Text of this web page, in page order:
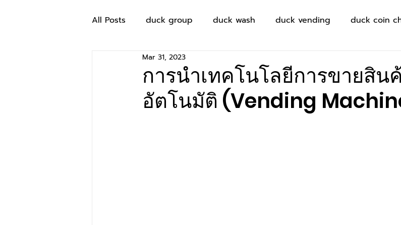
All Posts duck group duck wash duck vending duck coin
การนำเทคโนโลยีการขายสิน
อัตโนมัติ (Vending
Mar 31, 2023